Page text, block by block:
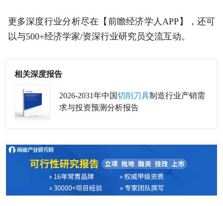
更多深度行业分析尽在【前瞻经济学人APP】，还可
以与500+经济学家/资深行业研究员交流互动。
相关深度报告
2026-2031年中国切削刀具制造行业产销需
求与投资预测分析报告